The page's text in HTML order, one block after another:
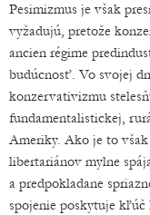
Pesimizmus je však
vyžadujú, pretože
ancien régime
budúcnosť. Vo svojej
konzervativizmu
fundamentalistickej,
Ameriky. Ako je to
libertariánov mylne
a predpokladane
spojenie poskytuje